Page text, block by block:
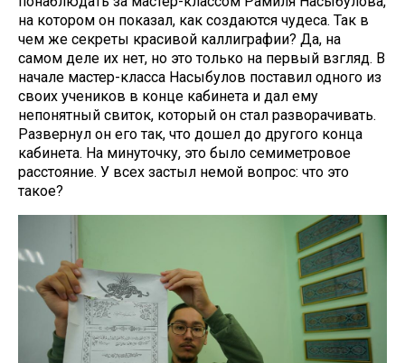
на котором он показал, как создаются чудеса. Так в
чем же секреты красивой каллиграфии? Да, на
самом деле их нет, но это только на первый взгляд. В
начале мастер-класса Насыбулов поставил одного из
своих учеников в конце кабинета и дал ему
непонятный свиток, который он стал разворачивать.
Развернул он его так, что дошел до другого конца
кабинета. На минуточку, это было семиметровое
расстояние. У всех застыл немой вопрос: что это
такое?